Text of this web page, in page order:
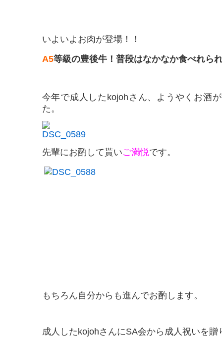
いよいよお肉が登場！！
A5等級の豊後牛！普段はなかなか食べれら
今年で成人したkojohさん、ようやくお酒
た。
先輩にお酌して貰いご満悦です。
もちろん自分からも進んでお酌します。
成人したkojohさんにSA会から成人祝いを贈